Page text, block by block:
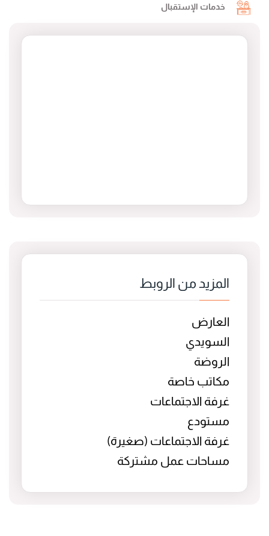
المزيد من الروبط
العارض
السويدي
الروضة
مكاتب خاصة
غرفة الاجتماعات
مستودع
غرفة الاجتماعات (صغيرة)
مساحات عمل مشتركة
خدمات الإستقبال